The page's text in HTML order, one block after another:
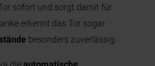
sofort und sorgt damit für
erkennt das Tor sogar
besonders zuverlässig.